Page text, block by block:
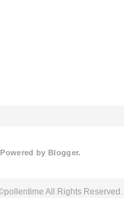
Powered by Blogger.
pollentime